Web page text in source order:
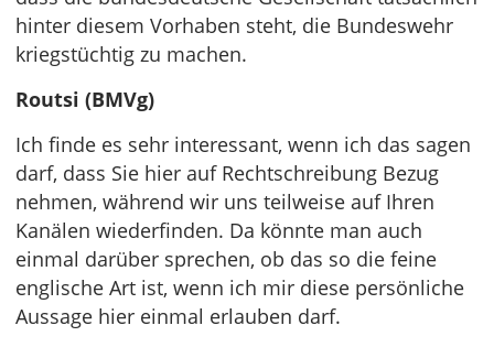
hinter diesem Vorhaben steht, die Bundeswehr
kriegstüchtig zu machen.
Routsi (BMVg)
Ich finde es sehr interessant, wenn ich das sagen
darf, dass Sie hier auf Rechtschreibung Bezug
nehmen, während wir uns teilweise auf Ihren
Kanälen wiederfinden. Da könnte man auch
einmal darüber sprechen, ob das so die feine
englische Art ist, wenn ich mir diese persönliche
Aussage hier einmal erlauben darf.